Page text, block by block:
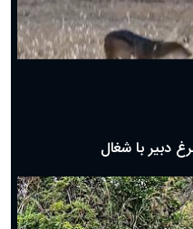
دبیر با شغال